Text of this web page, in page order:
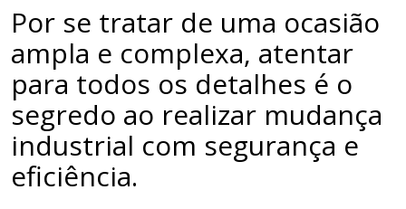
Por se tratar de uma ocasião
ampla e complexa, atentar
para todos os detalhes é o
segredo ao realizar mudança
industrial com segurança e
eficiência.